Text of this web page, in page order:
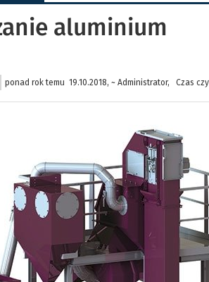
aluminium
ponad rok temu 19.10.2018, ~ Administrator, Czas